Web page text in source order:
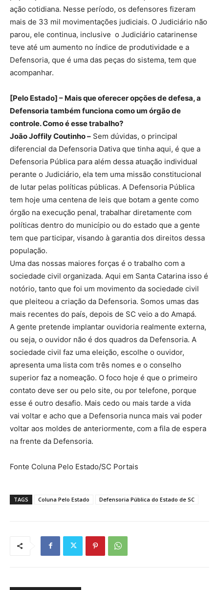
ação cotidiana. Nesse período, os defensores fizeram
mais de 33 mil movimentações judiciais. O Judiciário não
parou, ele continua, inclusive o Judiciário catarinense
teve até um aumento no índice de produtividade e a
Defensoria, que é uma das peças do sistema, tem que
acompanhar.
[Pelo Estado] – Mais que oferecer opções de defesa, a
Defensoria também funciona como um órgão de
controle. Como é esse trabalho?
João Joffily Coutinho – Sem dúvidas, o principal
diferencial da Defensoria Dativa que tinha aqui, é que a
Defensoria Pública para além dessa atuação individual
perante o Judiciário, ela tem uma missão constitucional
de lutar pelas políticas públicas. A Defensoria Pública
tem hoje uma centena de leis que botam a gente como
órgão na execução penal, trabalhar diretamente com
políticas dentro do município ou do estado que a gente
tem que participar, visando à garantia dos direitos dessa
população.
Uma das nossas maiores forças é o trabalho com a
sociedade civil organizada. Aqui em Santa Catarina isso é
notório, tanto que foi um movimento da sociedade civil
que pleiteou a criação da Defensoria. Somos umas das
mais recentes do país, depois de SC veio a do Amapá.
A gente pretende implantar ouvidoria realmente externa,
ou seja, o ouvidor não é dos quadros da Defensoria. A
sociedade civil faz uma eleição, escolhe o ouvidor,
apresenta uma lista com três nomes e o conselho
superior faz a nomeação. O foco hoje é que o primeiro
contato deve ser ou pelo site, ou por telefone, porque
esse é outro desafio. Mais cedo ou mais tarde a vida
vai voltar e acho que a Defensoria nunca mais vai poder
voltar aos moldes de anteriormente, com a fila de espera
na frente da Defensoria.
Fonte Coluna Pelo Estado/SC Portais
TAGS Coluna Pelo Estado Defensoria Pública do Estado de SC